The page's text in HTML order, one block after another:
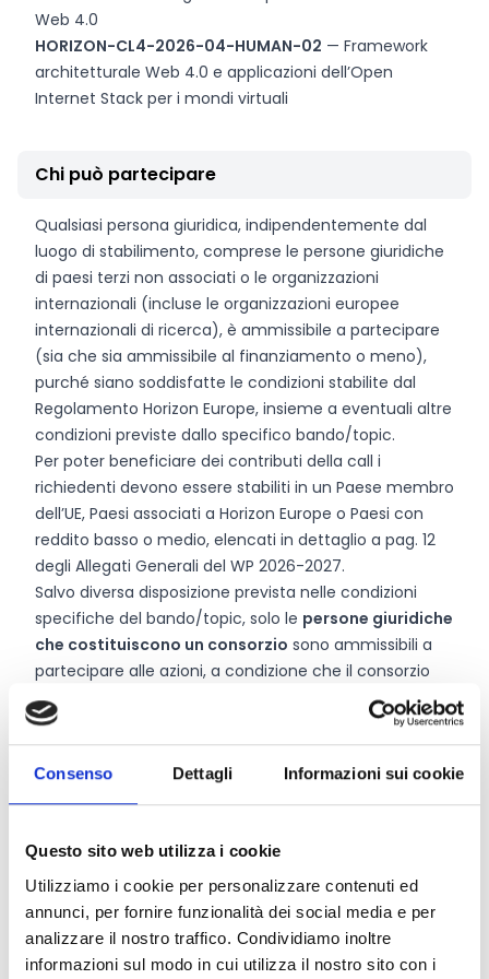
Consenso Dettagli Informazioni sui cookie
Questo sito web utilizza i cookie
Utilizziamo i cookie per personalizzare contenuti ed
annunci, per fornire funzionalità dei social media e per
analizzare il nostro traffico. Condividiamo inoltre
informazioni sul modo in cui utilizza il nostro sito con i
Web 4.0
HORIZON-CL4-2026-04-HUMAN-02 — Framework
architetturale Web 4.0 e applicazioni dell’Open
Internet Stack per i mondi virtuali
Chi può partecipare
Qualsiasi persona giuridica, indipendentemente dal
luogo di stabilimento, comprese le persone giuridiche
di paesi terzi non associati o le organizzazioni
internazionali (incluse le organizzazioni europee
internazionali di ricerca), è ammissibile a partecipare
(sia che sia ammissibile al finanziamento o meno),
purché siano soddisfatte le condizioni stabilite dal
Regolamento Horizon Europe, insieme a eventuali altre
condizioni previste dallo specifico bando/topic.
Per poter beneficiare dei contributi della call i
richiedenti devono essere stabiliti in un Paese membro
dell’UE, Paesi associati a Horizon Europe o Paesi con
reddito basso o medio, elencati in dettaglio a pag. 12
degli Allegati Generali del WP 2026-2027.
Salvo diversa disposizione prevista nelle condizioni
specifiche del bando/topic, solo le persone giuridiche
che costituiscono un consorzio sono ammissibili a
partecipare alle azioni, a condizione che il consorzio
includa, in qualità di beneficiari, tre persone giuridiche
indipendenti tra loro, ciascuna stabilita in un Paese
diverso, come segue:
almeno una persona giuridica indipendente stabilita in
uno Stato membro; e
ciascuna stabilita in Stati membri o Paesi associati
diversi.
Entità del contributo